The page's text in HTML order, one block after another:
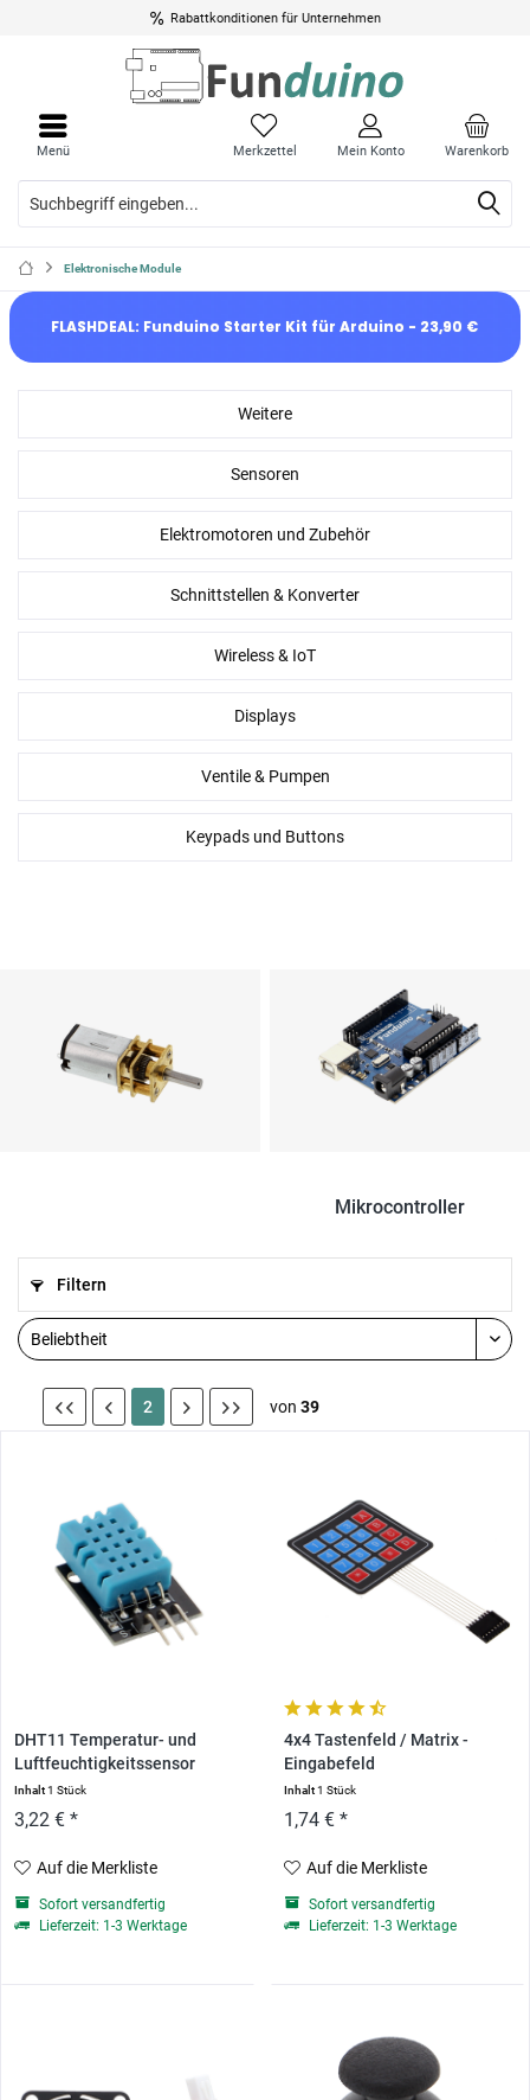
Rabattkonditionen für Unternehmen
Bis zu 10% Rabatt für Schüler, Studenten und Bildungseinrichtungen
Warenkorb
Merkzettel Mein Konto
Menü
Elektronische Module
FLASHDEAL: Funduino Starter Kit für Arduino - 23,90 €
Weitere
Sensoren
Elektromotoren und Zubehör
Schnittstellen & Konverter
Wireless & IoT
Displays
Ventile & Pumpen
Keypads und Buttons
Mikrocontroller
Filtern
2 von 39
DHT11 Temperatur- und
Luftfeuchtigkeitssensor
Inhalt1 Stück
3,22 € *
Auf die Merkliste
Sofort versandfertig
Lieferzeit: 1-3 Werktage
4x4 Tastenfeld / Matrix -
Eingabefeld
Inhalt1 Stück
1,74 € *
Auf die Merkliste
Sofort versandfertig
Lieferzeit: 1-3 Werktage